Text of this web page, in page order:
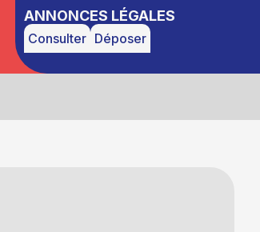
ANNONCES LÉGALES
Consulter Déposer